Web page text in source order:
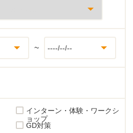
~
インターン・体験・ワークシ
ョップ
GD対策